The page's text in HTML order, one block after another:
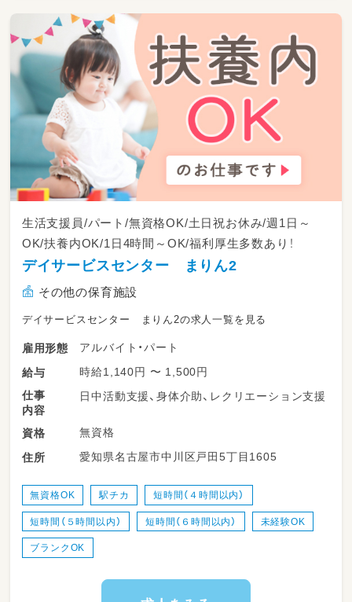
生活支援員/パート/無資格OK/土日祝お休み/週1日～
OK/扶養内OK/1日4時間～OK/福利厚生多数あり！
デイサービスセンター まりん2
その他の保育施設
デイサービスセンター まりん2の求人一覧を見る
雇用形態
アルバイト・パート
給与
時給1,140円 〜 1,500円
仕事
内容
日中活動支援、身体介助、レクリエーション支援
資格
無資格
住所
愛知県名古屋市中川区戸田5丁目1605
無資格OK 駅チカ 短時間（４時間以内）
短時間（５時間以内） 短時間（６時間以内） 未経験OK
ブランクOK